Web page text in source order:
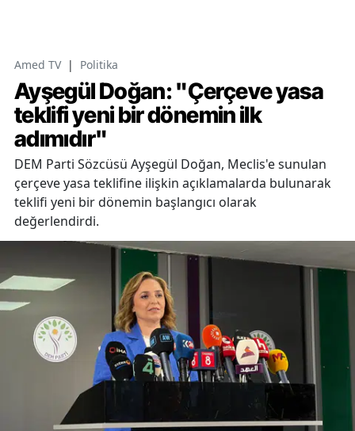
Amed TV | Politika
Ayşegül Doğan: "Çerçeve yasa
teklifi yeni bir dönemin ilk
adımıdır"
DEM Parti Sözcüsü Ayşegül Doğan, Meclis'e sunulan
çerçeve yasa teklifine ilişkin açıklamalarda bulunarak
teklifi yeni bir dönemin başlangıcı olarak
değerlendirdi.